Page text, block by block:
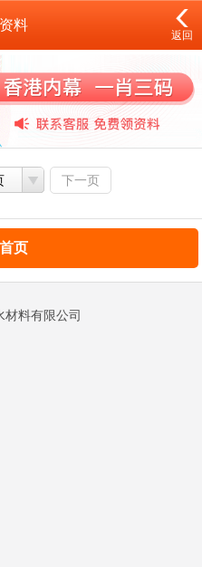
料
返回
下一页
页
材料有限公司